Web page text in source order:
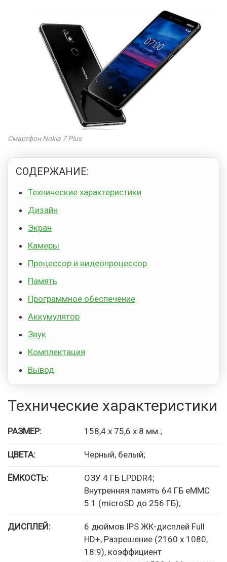
Смартфон Nokia 7 Plus
СОДЕРЖАНИЕ:
Технические характеристики
Дизайн
Экран
Камеры
Процессор и видеопроцессор
Память
Программное обеспечение
Аккумулятор
Звук
Комплектация
Вывод
Технические характеристики
РАЗМЕР: 158,4 x 75,6 x 8 мм.;
ЦВЕТА: Черный, белый;
ЁМКОСТЬ:
ОЗУ 4 ГБ LPDDR4;
Внутренняя память 64 ГБ eMMC
5.1 (microSD до 256 ГБ);
ДИСПЛЕЙ:
6 дюймов IPS ЖК-дисплей Full
HD+, Разрешение (2160 x 1080,
18:9), коэффициент